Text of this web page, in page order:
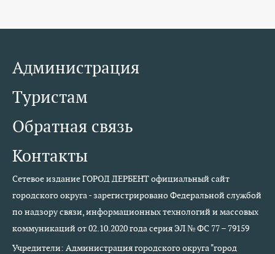
Администрация
Туристам
Обратная связь
Контакты
Сетевое издание ГОРОД ДЕРБЕНТ официальный сайт
городского округа - зарегистрировано Федеральной службой
по надзору связи, информационных технологий и массовых
коммуникаций от 02.10.2020 года серия ЭЛ № ФС 77 – 79159
Учредители: Администрация городского округа "город